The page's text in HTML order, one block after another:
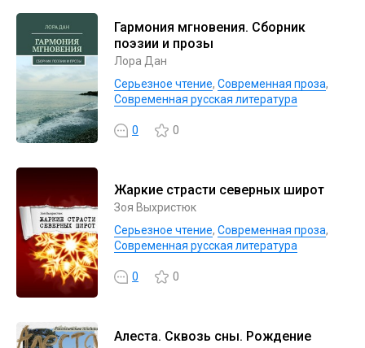
Гармония мгновения. Сборник
поэзии и прозы
Лора Дан
Серьезное чтение, Современная проза,
Современная русская литература
0 0
Жаркие страсти северных широт
Зоя Выхристюк
Серьезное чтение, Современная проза,
Современная русская литература
0 0
Алеста. Сквозь сны. Рождение